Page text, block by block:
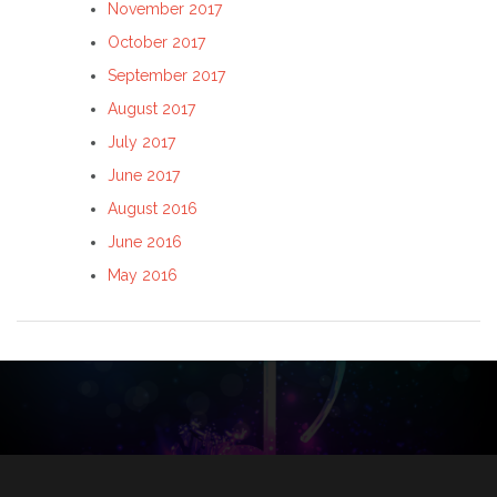
November 2017
October 2017
September 2017
August 2017
July 2017
June 2017
August 2016
June 2016
May 2016